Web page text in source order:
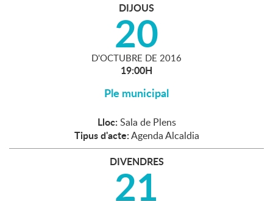
DIJOUS
20
D'OCTUBRE DE 2016
19:00H
Ple municipal
Lloc: Sala de Plens
Tipus d'acte:Agenda Alcaldia
DIVENDRES
21